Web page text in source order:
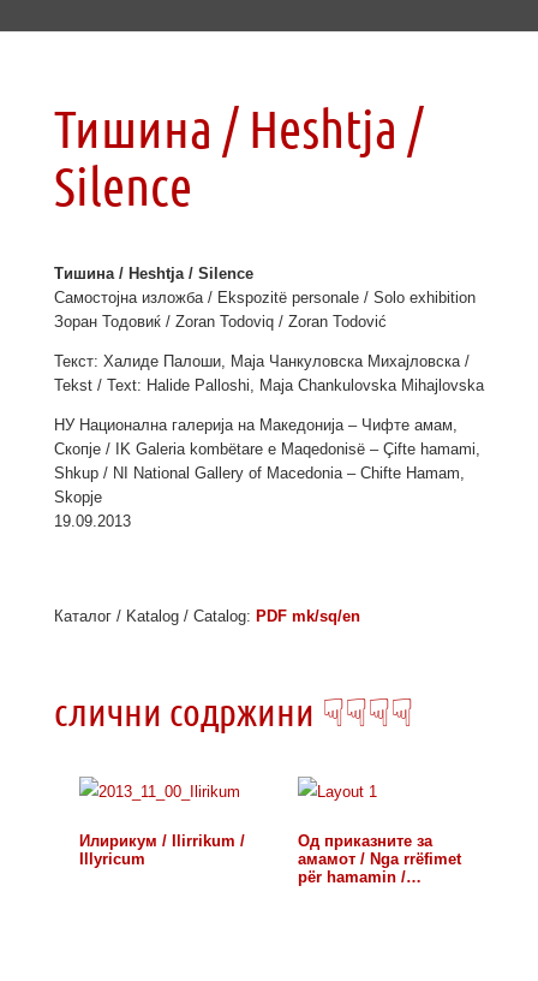
Тишина / Heshtja /
Silence
Тишина / Heshtja / Silence
Самостојна изложба / Ekspozitë personale / Solo exhibition
Зоран Тодовиќ / Zoran Todoviq / Zoran Todović
Текст: Халиде Палоши, Маја Чанкуловска Михајловска /
Tekst / Text: Halide Palloshi, Maja Chankulovska Mihajlovska
НУ Национална галерија на Македонија – Чифте амам,
Скопје / IK Galeria kombëtare e Maqedonisë – Çifte hamami,
Shkup / NI National Gallery of Macedonia – Chifte Hamam,
Skopje
19.09.2013
Каталог / Katalog / Catalog: PDF mk/sq/en
слични содржини ☟☟☟☟
Илирикум / Ilirrikum /
Illyricum
Од приказните за
амамот / Nga rrëfimet
për hamamin /…